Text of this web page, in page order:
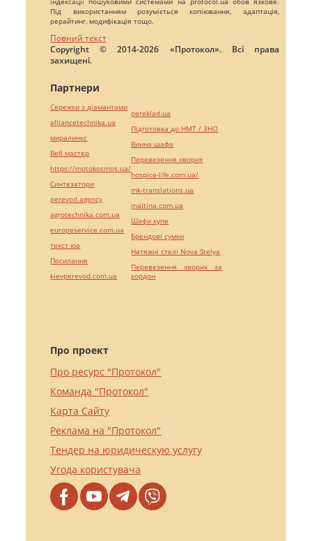
Під використанням розуміється копіювання, адаптація,
рерайтинг, модифікація тощо.
Повний текст
Copyright © 2014-2026 «Протокол». Всі права
захищені.
Про проект
Про ресурс "Протокол"
Команда "Протокол"
Карта Сайту
Реклама на "Протокол"
Тендер на юридическую услугу
Угода користувача
Партнери
Сережки з діамантами
alliancetechnika.ua
миралинкс
Веб мастер
https://motokosmos.ua/
Синтезатори
perevod.agency
agrotechnika.com.ua
europeservice.com.ua
текст юа
Посилання
kievperevod.com.ua
pereklad.ua
Підготовка до НМТ / ЗНО
Винна шафа
Перевезення хворих
hospice-life.com.ua/
mk-translations.ua
maltina.com.ua
Шафи купе
Брендові сумки
Натяжні стелі Nova Stelya
Перевезення хворих за
кордон